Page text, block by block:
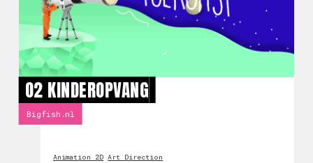
O2 KINDEROPVANG
Bigfish.nl
Animation 2D Art Direction